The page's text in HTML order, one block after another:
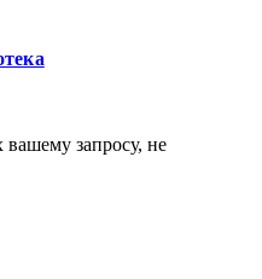
запросу, не